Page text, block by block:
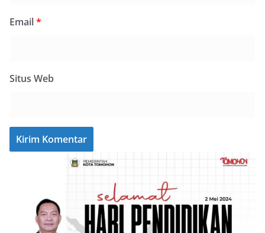
Email*
Situs Web